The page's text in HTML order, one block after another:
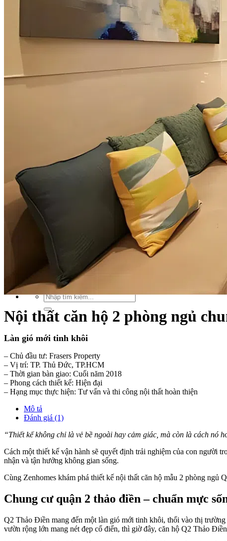
Thi công Nội thất showroom
Thi công Nội thất phòng gym
Thi công Nội thất nhà hàng
Công trình khác
Nội thất
Cửa nội thất
Sàn gỗ, ốp cầu thang
Tủ tivi
Tin tức
Xu hướng nội thất
Tiêu chuẩn thiết kế
Bảng giá nội thất
Tuyển dụng
kiếm:
Tìm
kiếm:
Nội thất căn hộ 2 phòng ngủ
Làn gió mới tinh khôi
– Chủ đầu tư: Frasers Property
– Vị trí: TP. Thủ Đức, TP.HCM
– Thời gian bàn giao: Cuối năm 2018
– Phong cách thiết kế: Hiện đại
– Hạng mục thực hiện: Tư vấn và thi công nội thất hoàn thiện
Mô tả
Đánh giá (1)
“Thiết kế không chỉ là vẻ bề ngoài hay cảm giác, mà còn là cách nó
Cách một thiết kế vận hành sẽ quyết định trải nghiệm của con người
nhận và tận hưởng không gian sống.
Cùng Zenhomes khám phá thiết kế nội thất căn hộ mẫu 2 phòng ngủ
Chung cư quận 2 thảo điền – chuẩn mực
Q2 Thảo Điền mang đến một làn gió mới tinh khôi, thổi vào thị trường
vườn rộng lớn mang nét đẹp cổ điển, thì giờ đây, căn hộ Q2 Thảo